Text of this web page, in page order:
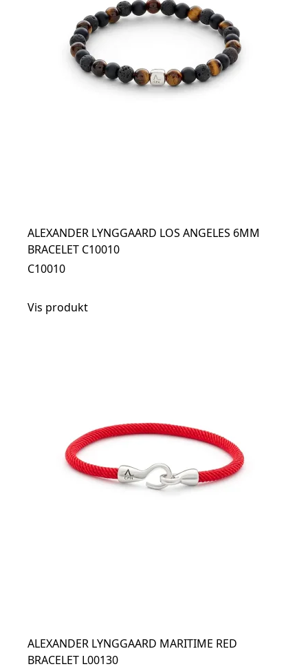
ALEXANDER LYNGGAARD LOS ANGELES 6MM
BRACELET C10010
C10010
Vis produkt
ALEXANDER LYNGGAARD MARITIME RED
BRACELET L00130